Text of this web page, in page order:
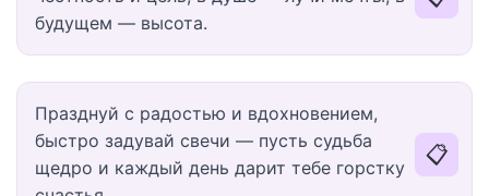
будущем — высота.
Празднуй с радостью и вдохновением,
быстро задувай свечи — пусть судьба
щедро и каждый день дарит тебе горстку
📋